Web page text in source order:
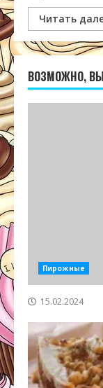
Читать
ВОЗМОЖНО,
Пирожные
15.02.2024